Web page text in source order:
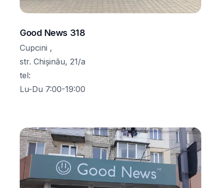
Good News 318
Cupcini ,
str. Chișinău, 21/a
tel:
Lu-Du 7:00-19:00